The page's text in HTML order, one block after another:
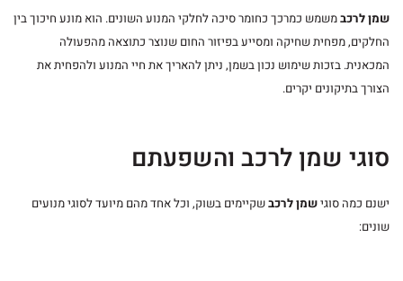
שמן לרכבמשמש כמרכך כחומר סיכה לחלקי המנוע השונים. הוא מונע חיכוך בין
החלקים, מפחית שחיקה ומסייע בפיזור החום שנוצר כתוצאה מהפעולה
המכאנית. בזכות שימוש נכון בשמן, ניתן להאריך את חיי המנוע ולהפחית את
הצורך בתיקונים יקרים.
סוגי שמן לרכב והשפעתם
ישנם כמה סוגישמן לרכבשקיימים בשוק, וכל אחד מהם מיועד לסוגי מנועים
שונים: